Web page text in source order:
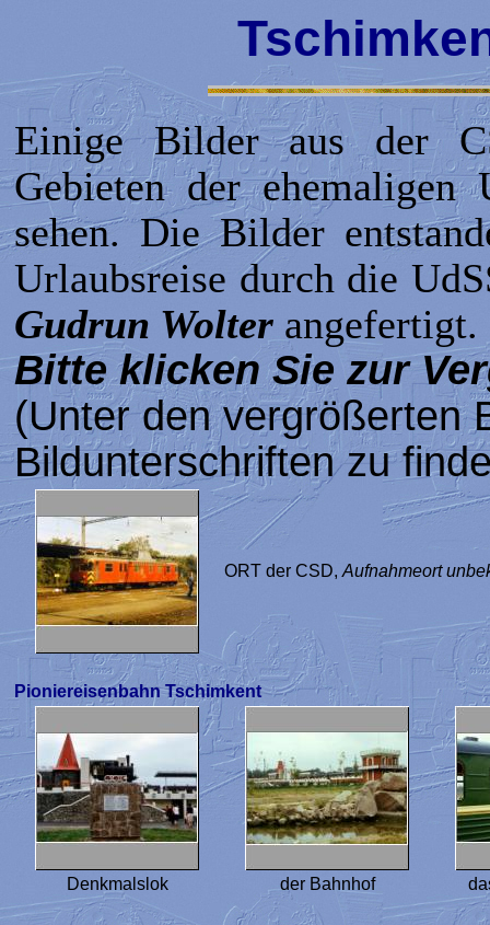
Einige Bilder aus der
Gebieten der
sehen. Die Bilder
Urlaubsreise durch die
Gudrun Wolter angefertigt.
Bitte klicken Sie zur
(Unter den vergrößerten
Bildunterschriften zu
ORT der CSD, Aufnahmeort
Pioniereisenbahn Tschimkent
Denkmalslok der Bahnhof